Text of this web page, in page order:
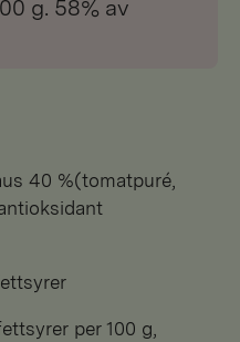
g. 58% av
40 %(tomatpuré,
per 100 g,